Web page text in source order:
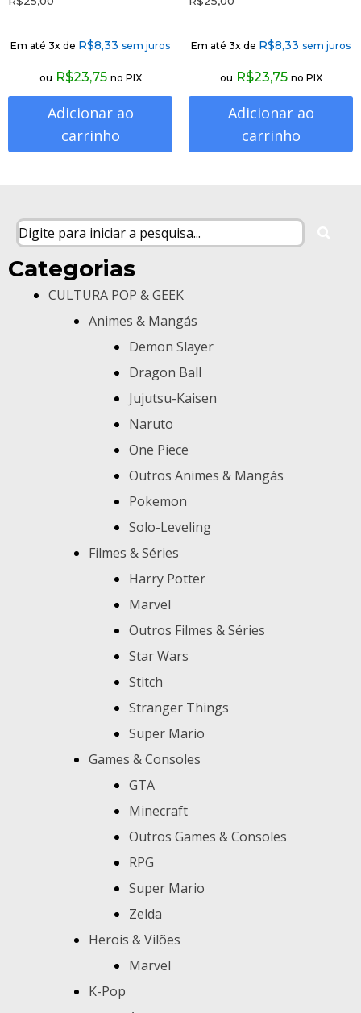
Em até 3x de R$8,33 sem juros
ou R$23,75 no PIX
Adicionar ao
carrinho
Em até 3x de R$8,33 sem juros
ou R$23,75 no PIX
Adicionar ao
carrinho
Categorias
CULTURA POP & GEEK
Animes & Mangás
Demon Slayer
Dragon Ball
Jujutsu-Kaisen
Naruto
One Piece
Outros Animes & Mangás
Pokemon
Solo-Leveling
Filmes & Séries
Harry Potter
Marvel
Outros Filmes & Séries
Star Wars
Stitch
Stranger Things
Super Mario
Games & Consoles
GTA
Minecraft
Outros Games & Consoles
RPG
Super Mario
Zelda
Herois & Vilões
Marvel
K-Pop